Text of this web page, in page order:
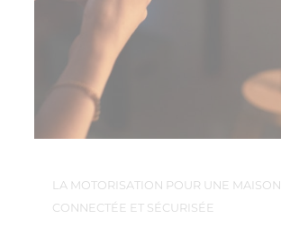
LA MOTORISATION POUR UNE MAISON
CONNECTÉE ET SÉCURISÉE